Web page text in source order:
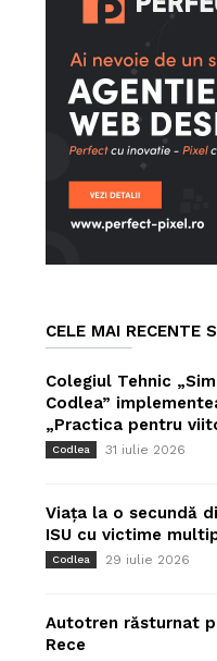
CELE MAI RECENTE
Colegiul Tehnic
Codlea”
„Practica pentru
Codlea 31 iulie 2026
Viața la o secundă
ISU cu victime
Codlea 29 iulie 2026
Autotren răsturnat
Rece